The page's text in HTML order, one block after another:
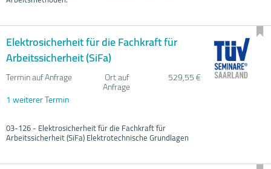
Elektrosicherheit für die Fachkraft für
Arbeitssicherheit (SiFa)
Termin auf Anfrage Ort auf
Anfrage
529,55 €
1 weiterer Termin
03-126 - Elektrosicherheit für die Fachkraft für
Arbeitssicherheit (SiFa) Elektrotechnische Grundlagen